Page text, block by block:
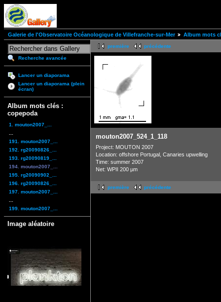
Galerie de l'Observatoire Océanologique de Villefranche-sur-Mer Album mots
Recherche avancée
Lancer un diaporama
Lancer un diaporama (plein
écran)
Album mots clés :
copepoda
1. mouton2007_...
191. mouton2007_...
192. rg20090826_...
193. rg20090819_...
194. mouton2007_...
195. rg20090902_...
196. rg20090826_...
197. mouton2007_...
199. mouton2007_...
Image aléatoire
première précédente
mouton2007_524_1_118
Project: MOUTON 2007
Location: offshore Portugal, Canaries upwelling
Time: summer 2007
Net: WPII 200 µm
première précédente